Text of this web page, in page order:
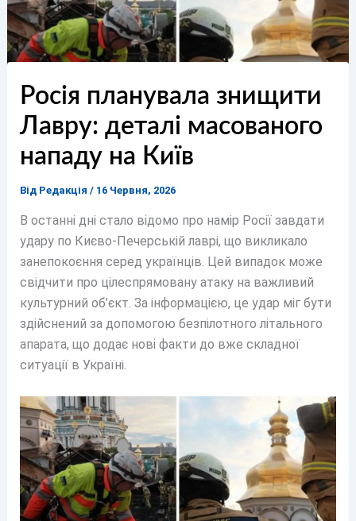
Росія планувала знищити
Лавру: деталі масованого
нападу на Київ
Від Редакція / 16 Червня, 2026
В останні дні стало відомо про намір Росії завдати
удару по Києво-Печерській лаврі, що викликало
занепокоєння серед українців. Цей випадок може
свідчити про цілеспрямовану атаку на важливий
культурний об’єкт. За інформацією, це удар міг бути
здійснений за допомогою безпілотного літального
апарата, що додає нові факти до вже складної
ситуації в Україні.